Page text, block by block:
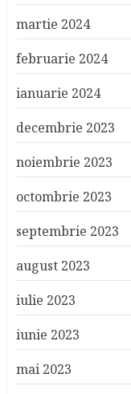
martie 2024
februarie 2024
ianuarie 2024
decembrie 2023
noiembrie 2023
octombrie 2023
septembrie 2023
august 2023
iulie 2023
iunie 2023
mai 2023